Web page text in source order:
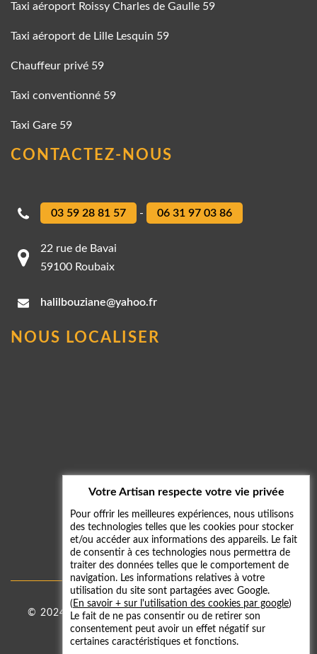
Taxi aéroport Roissy Charles de Gaulle 59
Taxi aéroport de Lille Lesquin 59
Chauffeur privé 59
Taxi conventionné 59
Taxi Gare 59
CONTACTEZ-NOUS
03 59 28 81 57 - 06 31 97 03 86
22 rue de Bavai
59100 Roubaix
halilbouziane@yahoo.fr
NOUS LOCALISER
© 2024 - 2026Taxi 59 |Mentions légales-Galerie
photos
Votre Artisan respecte votre vie privée
Pour offrir les meilleures expériences, nous utilisons
des technologies telles que les cookies pour stocker
et/ou accéder aux informations des appareils. Le fait
de consentir à ces technologies nous permettra de
traiter des données telles que le comportement de
navigation. Les informations relatives à votre
utilisation du site sont partagées avec Google.
( En savoir + sur l'utilisation des cookies par google)
Le fait de ne pas consentir ou de retirer son
consentement peut avoir un effet négatif sur
certaines caractéristiques et fonctions.